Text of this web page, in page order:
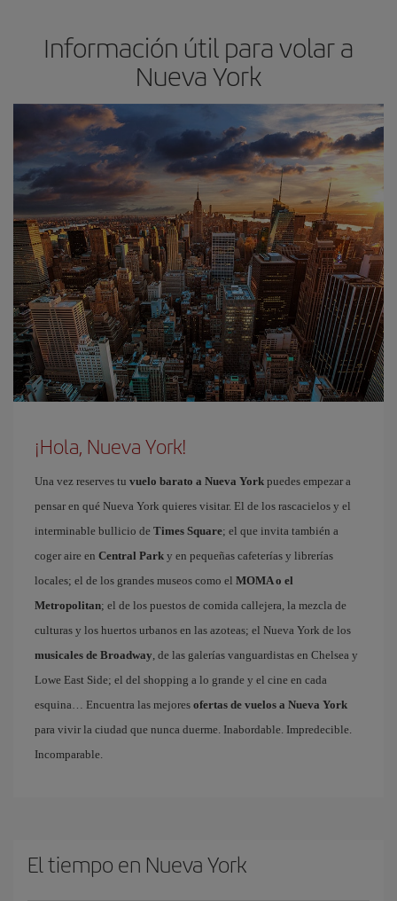
Información útil para volar a
Nueva York
¡Hola, Nueva York!
Una vez reserves tu vuelo barato a Nueva York puedes empezar a
pensar en qué Nueva York quieres visitar. El de los rascacielos y el
interminable bullicio de Times Square; el que invita también a
coger aire en Central Park y en pequeñas cafeterías y librerías
locales; el de los grandes museos como el MOMA o el
Metropolitan; el de los puestos de comida callejera, la mezcla de
culturas y los huertos urbanos en las azoteas; el Nueva York de los
musicales de Broadway, de las galerías vanguardistas en Chelsea y
Lowe East Side; el del shopping a lo grande y el cine en cada
esquina… Encuentra las mejores ofertas de vuelos a Nueva York
para vivir la ciudad que nunca duerme. Inabordable. Impredecible.
Incomparable.
El tiempo en Nueva York